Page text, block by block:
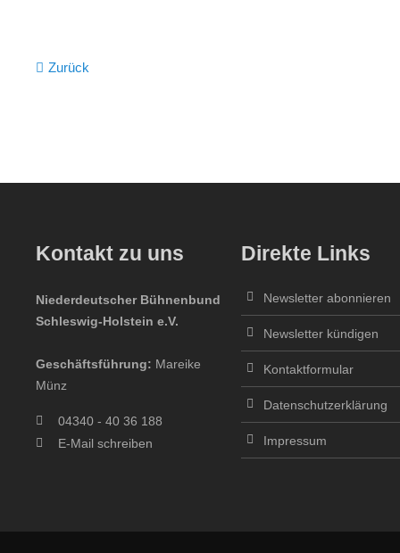
Zurück
Kontakt zu uns
Niederdeutscher Bühnenbund
Schleswig-Holstein e.V.
Geschäftsführung: Mareike
Münz
04340 - 40 36 188
E-Mail schreiben
Direkte Links
Newsletter abonnieren
Newsletter kündigen
Kontaktformular
Datenschutzerklärung
Impressum